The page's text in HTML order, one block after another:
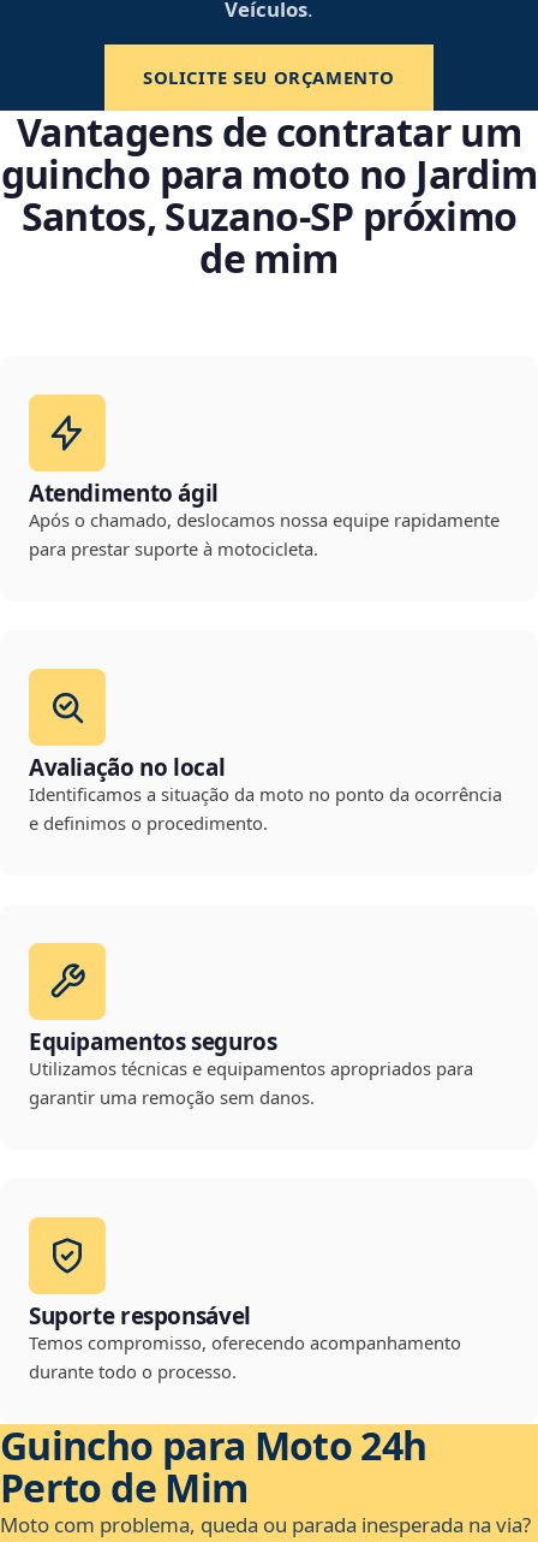
Veículos.
SOLICITE SEU ORÇAMENTO
Vantagens de contratar um
guincho para moto no Jardim
Santos, Suzano‑SP próximo
de mim
Atendimento ágil
Após o chamado, deslocamos nossa equipe rapidamente
para prestar suporte à motocicleta.
Avaliação no local
Identificamos a situação da moto no ponto da ocorrência
e definimos o procedimento.
Equipamentos seguros
Utilizamos técnicas e equipamentos apropriados para
garantir uma remoção sem danos.
Suporte responsável
Temos compromisso, oferecendo acompanhamento
durante todo o processo.
Guincho para Moto 24h
Perto de Mim
Moto com problema, queda ou parada inesperada na via?